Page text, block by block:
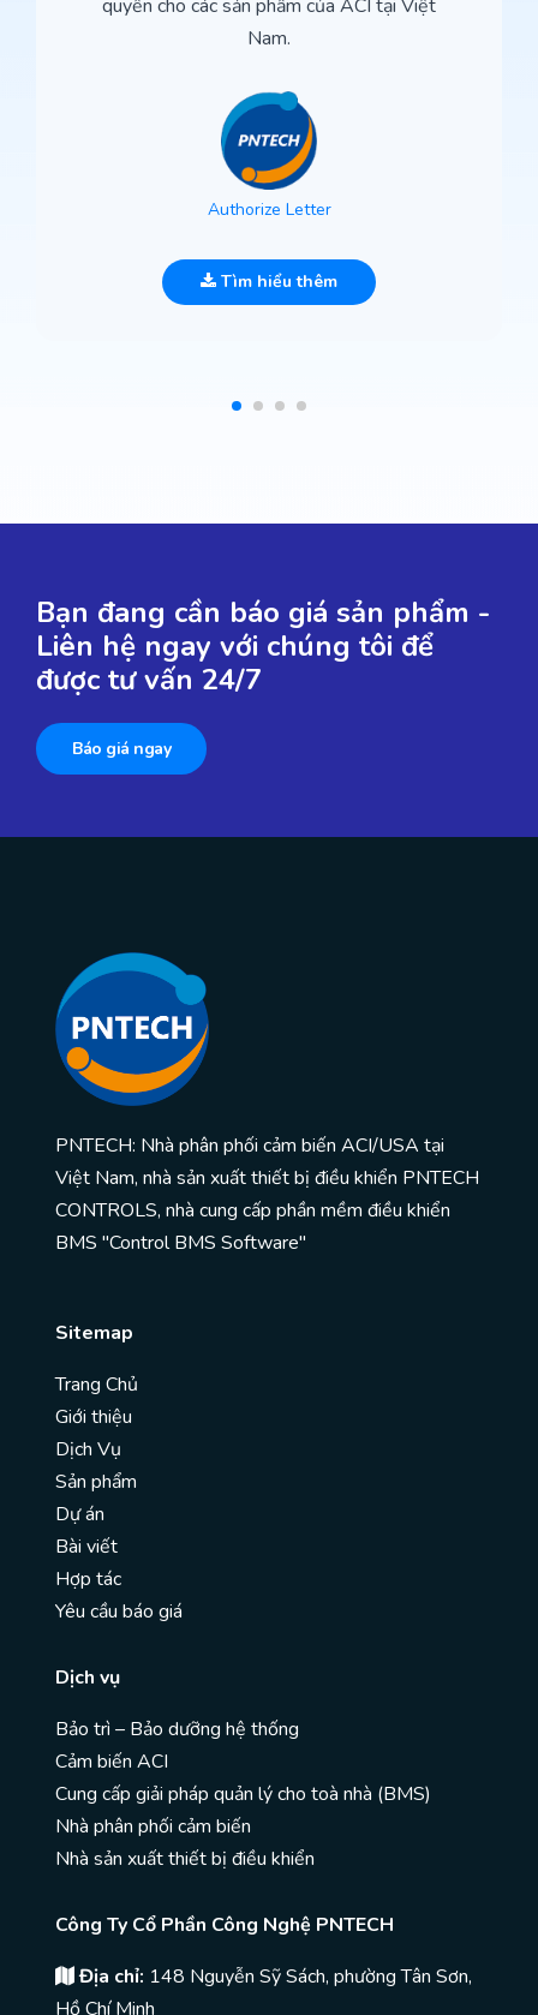
quyền cho các sản phẩm của ACI tại Việt
Nam.
Authorize Letter
Tìm hiểu thêm
Bạn đang cần báo giá sản phẩm -
Liên hệ ngay với chúng tôi để
được tư vấn 24/7
Báo giá ngay
PNTECH: Nhà phân phối cảm biến ACI/USA tại
Việt Nam, nhà sản xuất thiết bị điều khiển PNTECH
CONTROLS, nhà cung cấp phần mềm điều khiển
BMS "Control BMS Software"
Sitemap
Trang Chủ
Giới thiệu
Dịch Vụ
Sản phẩm
Dự án
Bài viết
Hợp tác
Yêu cầu báo giá
Dịch vụ
Bảo trì – Bảo dưỡng hệ thống
Cảm biến ACI
Cung cấp giải pháp quản lý cho toà nhà (BMS)
Nhà phân phối cảm biến
Nhà sản xuất thiết bị điều khiển
Công Ty Cổ Phần Công Nghệ PNTECH
Địa chỉ: 148 Nguyễn Sỹ Sách, phường Tân Sơn,
Hồ Chí Minh